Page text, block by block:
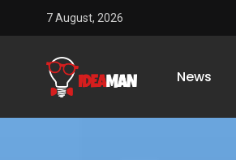
7 August, 2026
News